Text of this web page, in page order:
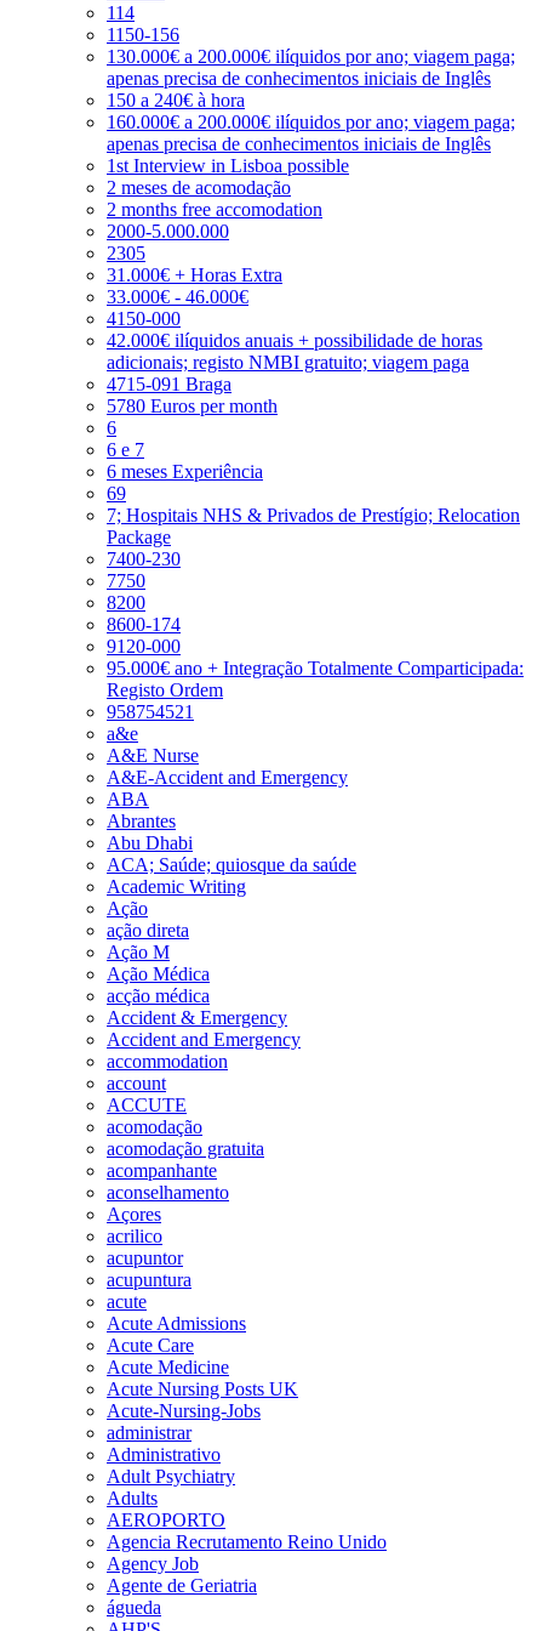
114
1150-156
130.000€ a 200.000€ ilíquidos por ano; viagem paga;
apenas precisa de conhecimentos iniciais de Inglês
150 a 240€ à hora
160.000€ a 200.000€ ilíquidos por ano; viagem paga;
apenas precisa de conhecimentos iniciais de Inglês
1st Interview in Lisboa possible
2 meses de acomodação
2 months free accomodation
2000-5.000.000
2305
31.000€ + Horas Extra
33.000€ - 46.000€
4150-000
42.000€ ilíquidos anuais + possibilidade de horas
adicionais; registo NMBI gratuito; viagem paga
4715-091 Braga
5780 Euros per month
6
6 e 7
6 meses Experiência
69
7; Hospitais NHS & Privados de Prestígio; Relocation
Package
7400-230
7750
8200
8600-174
9120-000
95.000€ ano + Integração Totalmente Comparticipada:
Registo Ordem
958754521
a&e
A&E Nurse
A&E-Accident and Emergency
ABA
Abrantes
Abu Dhabi
ACA; Saúde; quiosque da saúde
Academic Writing
Ação
ação direta
Ação M
Ação Médica
acção médica
Accident & Emergency
Accident and Emergency
accommodation
account
ACCUTE
acomodação
acomodação gratuita
acompanhante
aconselhamento
Açores
acrilico
acupuntor
acupuntura
acute
Acute Admissions
Acute Care
Acute Medicine
Acute Nursing Posts UK
Acute-Nursing-Jobs
administrar
Administrativo
Adult Psychiatry
Adults
AEROPORTO
Agencia Recrutamento Reino Unido
Agency Job
Agente de Geriatria
águeda